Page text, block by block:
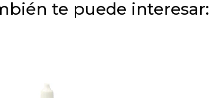
te puede interesar: